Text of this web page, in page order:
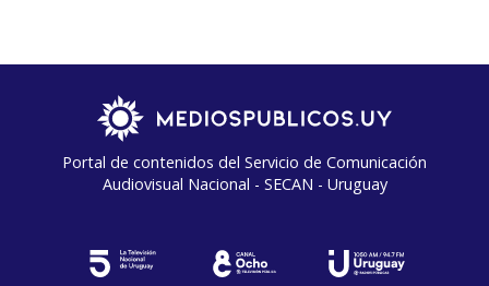
Portal de contenidos del Servicio de Comunicación
Audiovisual Nacional - SECAN - Uruguay